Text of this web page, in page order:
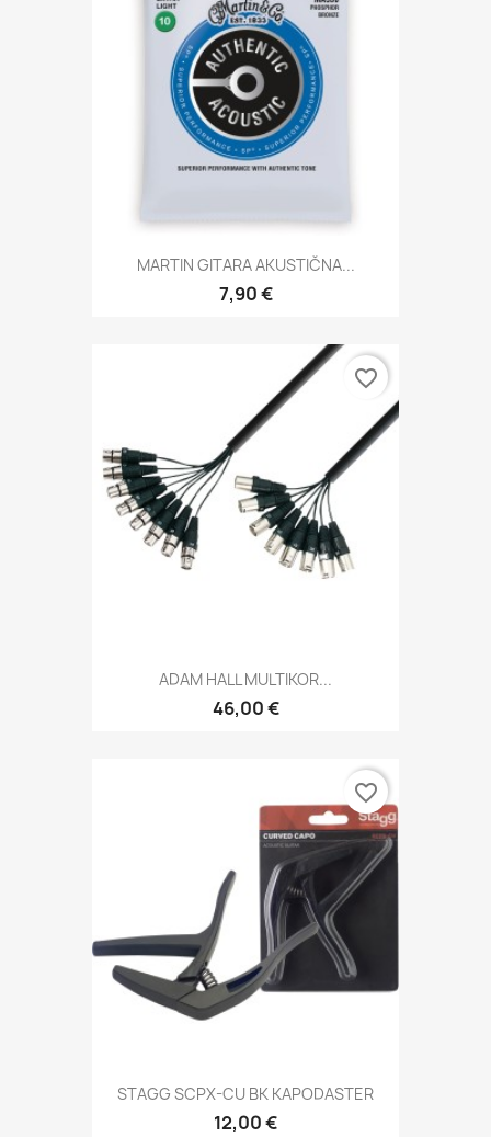
MARTIN GITARA AKUSTIČNA...
7,90 €
ADAM HALL MULTIKOR...
46,00 €
favorite_border
STAGG SCPX-CU BK KAPODASTER
12,00 €
favorite_border